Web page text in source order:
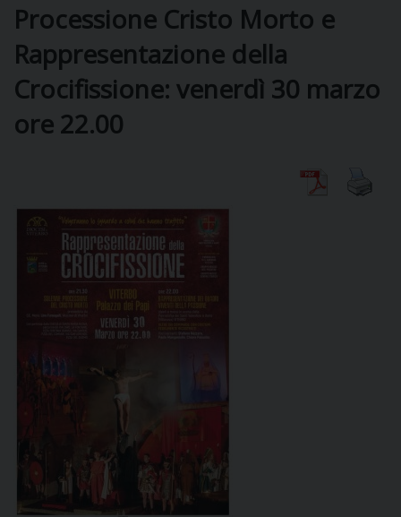
DIOCESI
CLERO
PARROCCHIE
CONTATTI
Processione Cristo Morto e
Rappresentazione della
Crocifissione: venerdì 30 marzo
ore 22.00